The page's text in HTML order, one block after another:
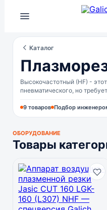
Каталог
Высокочастотный (HF) -
пневматического, но
9 товаров Подбор
ОБОРУДОВАНИЕ
Товары